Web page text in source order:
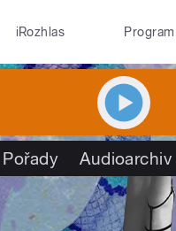
iRozhlas Program
Pořady Audioarchiv